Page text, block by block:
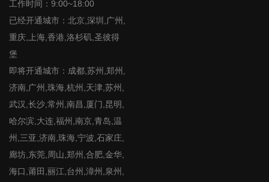
工作时间：9:00~18:00
已经开通城市：北京,深圳,广州,
重庆,上海,香港,洛杉矶,圣彼得
堡
即将开通城市：成都,苏州,郑州,
济南,广州,珠海,杭州,天津,苏州,
武汉,长沙,常州,南昌,厦门,昆明,
哈尔滨,大连,福州,南京,青岛,温
州,三亚,济南,珠海,宁波,石家庄,
廊坊,东莞,周山,郑州,合肥,金华,
海口,莆田,丽江,台州,漳州,泉州,